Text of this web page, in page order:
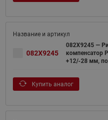
082X9245
082X9245 —
компенсатор
+12/-28 мм,
Купить аналог